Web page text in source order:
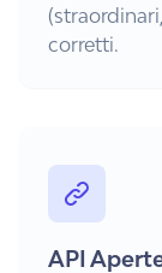
corretti.
API